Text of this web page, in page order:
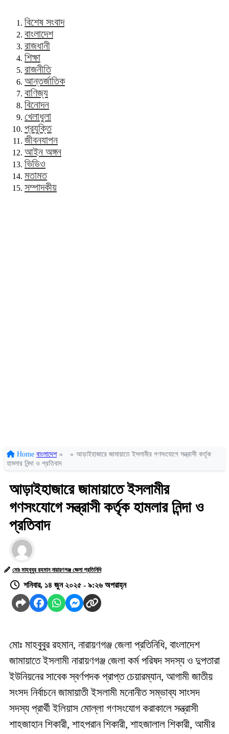
বিশেষ সংবাদ
বাংলাদেশ
রাজধানী
শিক্ষা
রাজনীতি
আন্তর্জাতিক
বাণিজ্য
বিনোদন
খেলাধুলা
প্রযুক্তি
জীবনযাপন
আইন অঙ্গন
ভিডিও
মতামত
সম্পাদকীয়
Home বাংলাদেশ » » আড়াইহাজারে জামায়াতে ইসলামীর গণসংযোগে সন্ত্রাসী কর্তৃক
হামলার নিন্দা ও প্রতিবাদ
আড়াইহাজারে জামায়াতে ইসলামীর
গণসংযোগে সন্ত্রাসী কর্তৃক হামলার নিন্দা ও
প্রতিবাদ
মোঃ মাহবুবুর রহমান নারায়ণগঞ্জ জেলা প্রতিনিধি
শনিবার, ১৪ জুন ২০২৫ - ৯:২৬ অপরাহ্ন
মোঃ মাহবুবুর রহমান, নারায়ণগঞ্জ জেলা প্রতিনিধি, বাংলাদেশ
জামায়াতে ইসলামী নারায়ণগঞ্জ জেলা কর্ম পরিষদ সদস্য ও দুপতারা
ইউনিয়নের সাবেক স্বর্ণপদক প্রাপ্ত চেয়ারম্যান, আগামী জাতীয়
সংসদ নির্বাচনে জামায়াতী ইসলামী মনোনীত সম্ভাব্য সাংসদ
সদস্য প্রার্থী ইলিয়াস মোল্লা গণসংযোগ করাকালে সন্ত্রাসী
শাহজাহান শিকারী, শাহপরান শিকারী, শাহজালাল শিকারী, আমীর